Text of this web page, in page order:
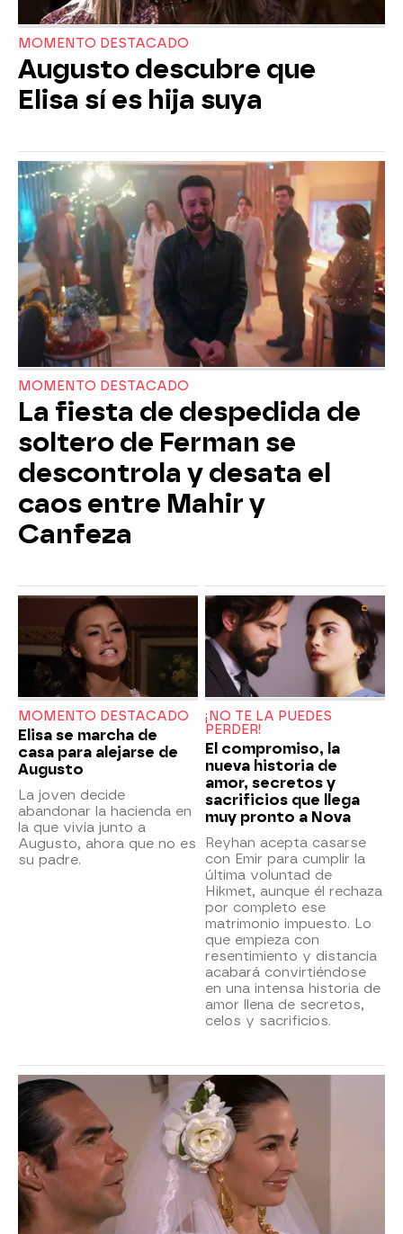
MOMENTO DESTACADO
Augusto descubre que
Elisa sí es hija suya
MOMENTO DESTACADO
La fiesta de despedida de
soltero de Ferman se
descontrola y desata el
caos entre Mahir y
Canfeza
MOMENTO DESTACADO
Elisa se marcha de
casa para alejarse de
Augusto
La joven decide
abandonar la hacienda en
la que vivía junto a
Augusto, ahora que no es
su padre.
¡NO TE LA PUEDES
PERDER!
El compromiso, la
nueva historia de
amor, secretos y
sacrificios que llega
muy pronto a Nova
Reyhan acepta casarse
con Emir para cumplir la
última voluntad de
Hikmet, aunque él rechaza
por completo ese
matrimonio impuesto. Lo
que empieza con
resentimiento y distancia
acabará convirtiéndose
en una intensa historia de
amor llena de secretos,
celos y sacrificios.